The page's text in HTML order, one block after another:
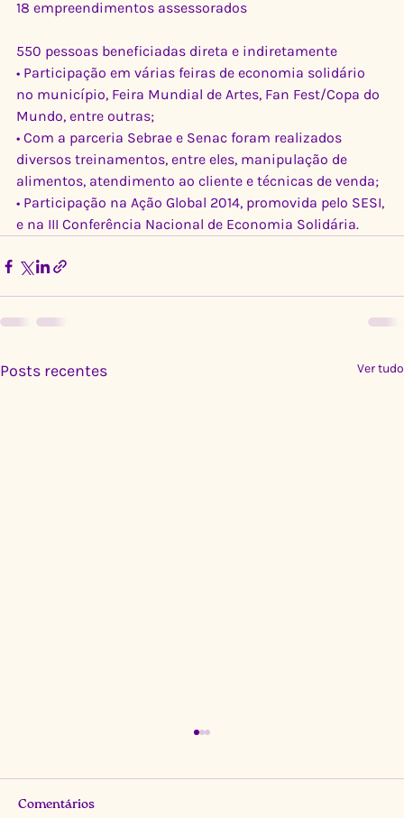
18 empreendimentos assessorados
550 pessoas beneficiadas direta e indiretamente
• Participação em várias feiras de economia solidário
no município, Feira Mundial de Artes, Fan Fest/Copa do
Mundo, entre outras;
• Com a parceria Sebrae e Senac foram realizados
diversos treinamentos, entre eles, manipulação de
alimentos, atendimento ao cliente e técnicas de venda;
• Participação na Ação Global 2014, promovida pelo SESI,
e na III Conferência Nacional de Economia Solidária.
Posts recentes Ver tudo
Comentários